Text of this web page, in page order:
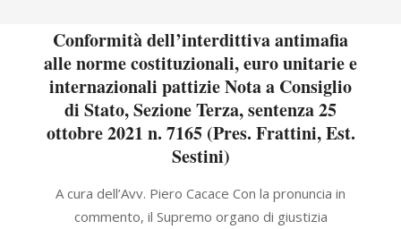
Conformità dell’interdittiva antimafia
alle norme costituzionali, euro unitarie e
internazionali pattizie Nota a Consiglio
di Stato, Sezione Terza, sentenza 25
ottobre 2021 n. 7165 (Pres. Frattini, Est.
Sestini)
11-A cura dell’Avv. Piero Cacace Con la pronuncia in
commento, il Supremo organo di giustizia